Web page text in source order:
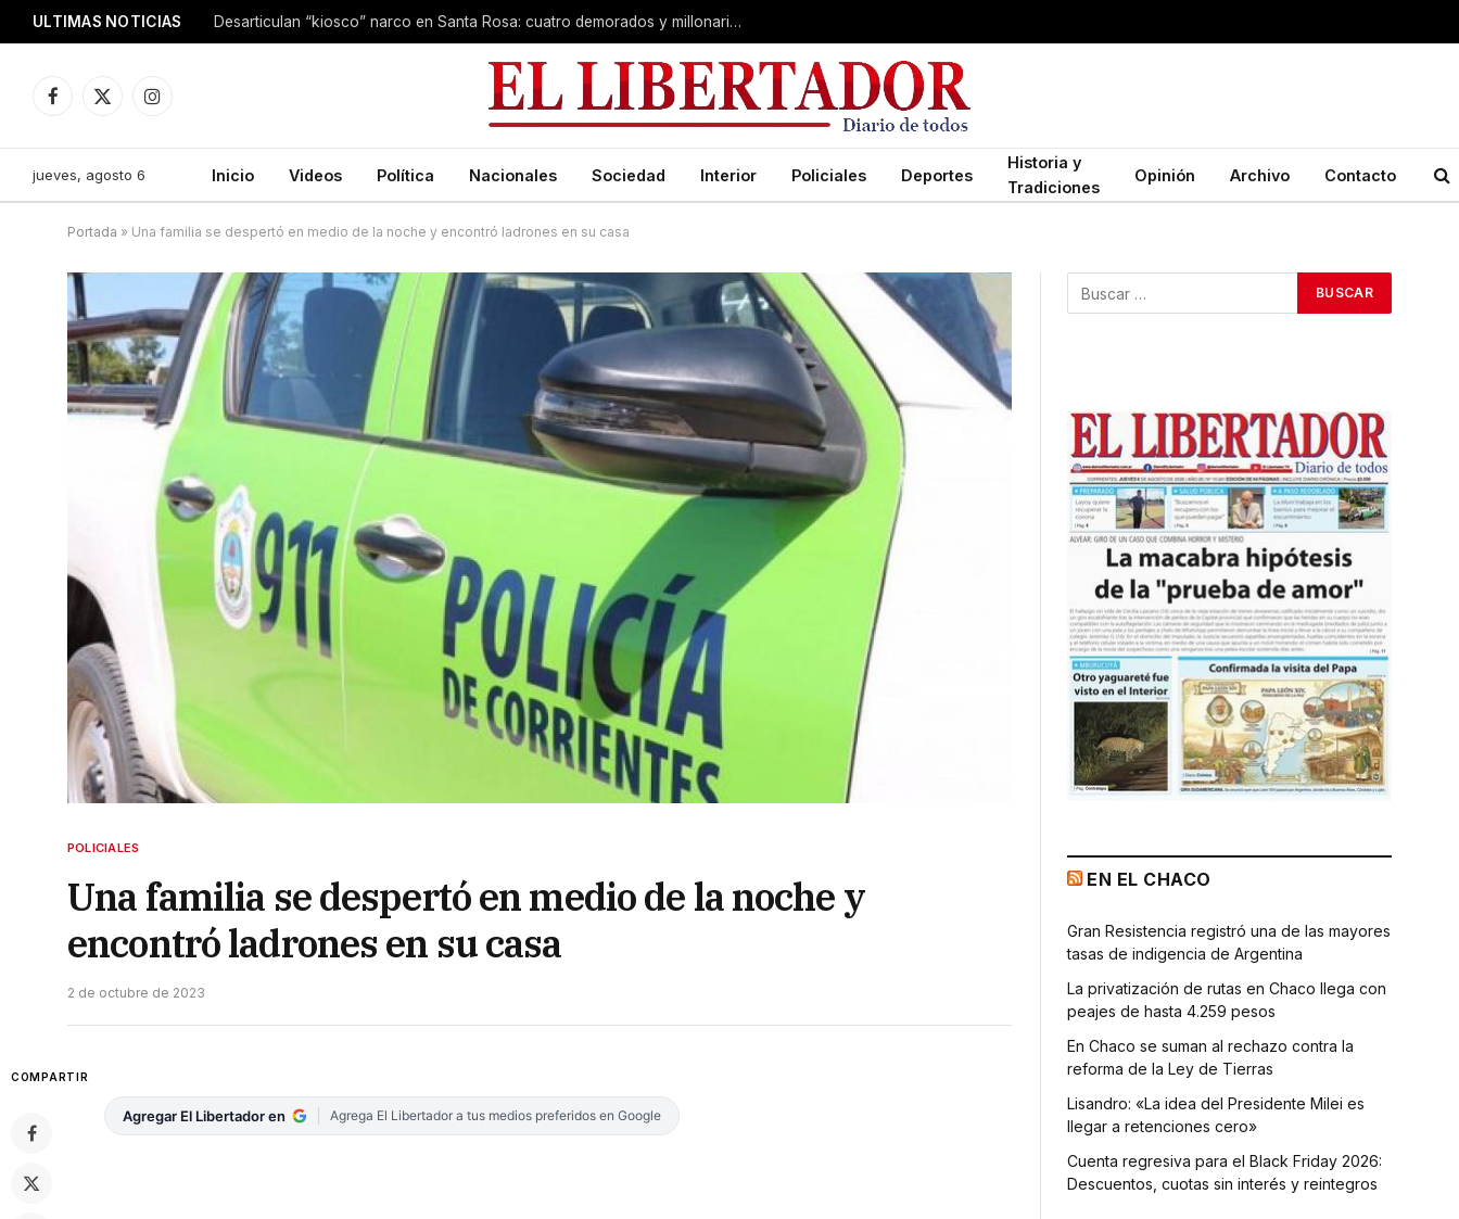
ULTIMAS NOTICIAS Desarticulan “kiosco” narco en Santa Rosa: cuatro demorados y millonario secuestro de tecnología
Facebook
X
Instagram
jueves, agosto 6 Inicio Videos Política Nacionales Sociedad Interior Policiales Deportes
Historia y
Tradiciones
Opinión Archivo Contacto
Portada » Una familia se despertó en medio de la noche y encontró ladrones en su casa
POLICIALES
Una familia se despertó en medio de la noche y
encontró ladrones en su casa
2 de octubre de 2023
COMPARTIR
Agregar El Libertador en Agrega El Libertador a tus medios preferidos en Google
EN EL CHACO
Gran Resistencia registró una de las mayores
tasas de indigencia de Argentina
La privatización de rutas en Chaco llega con
peajes de hasta 4.259 pesos
En Chaco se suman al rechazo contra la
reforma de la Ley de Tierras
Lisandro: «La idea del Presidente Milei es
llegar a retenciones cero»
Cuenta regresiva para el Black Friday 2026:
Descuentos, cuotas sin interés y reintegros